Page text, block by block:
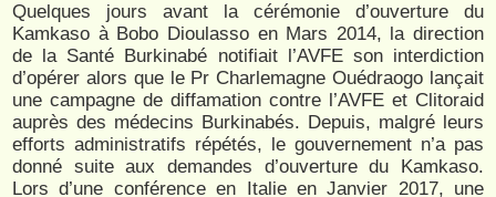
Quelques jours avant la cérémonie d’ouverture du
Kamkaso à Bobo Dioulasso en Mars 2014, la direction
de la Santé Burkinabé notifiait l’AVFE son interdiction
d’opérer alors que le Pr Charlemagne Ouédraogo lançait
une campagne de diffamation contre l’AVFE et Clitoraid
auprès des médecins Burkinabés. Depuis, malgré leurs
efforts administratifs répétés, le gouvernement n’a pas
donné suite aux demandes d’ouverture du Kamkaso.
Lors d’une conférence en Italie en Janvier 2017, une